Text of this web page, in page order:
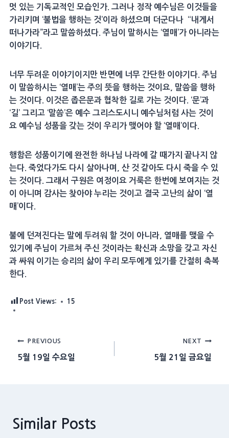
멋 있는 기독교적인 모습인가. 그러나 정작 예수님은 이것들을
가리키며 ‘불법을 행하는 것’이라 하셨으며 더군다나 “내게서
떠나가라”라고 말씀하셨다. 주님이 말하시는 ‘열매’가 아니라는
이야기다.
너무 두려운 이야기이지만 반면에 너무 간단한 이야기다. 주님
이 말씀하시는 ‘열매’는 주의 뜻을 행하는 것이요, 말씀을 행하
는 것이다. 이것은 좁은문과 협착한 길로 가는 것이다. ‘문’과
‘길’ 그리고 ‘말씀’은 예수 그리스도시니 예수님처럼 사는 것이
요 예수님 성품을 갖는 것이 우리가 맺어야 할 ‘열매’이다.
행함은 성품이기에 완전한 하나님 나라에 갈 때가지 끝나지 않
는다. 죽었다가도 다시 살아나며, 산 것 같아도 다시 죽을 수 있
는 것이다. 그래서 구원은 여정이요 거룩은 한번에 보여지는 것
이 아니며 감사는 찾아야 누리는 것이고 결국 고난의 삶이 ‘열
매’이다.
불에 던져진다는 말에 두려워 할 것이 아니라, 열매를 맺을 수
있기에 주님이 가르쳐 주신 것이라는 확신과 소망을 갖고 자신
과 싸워 이기는 승리의 삶이 우리 모두에게 있기를 간절히 축복
한다.
Post Views: 15
Post
navigation
PREVIOUS
5월 19일 수요일
NEXT
5월 21일 금요일
Similar Posts